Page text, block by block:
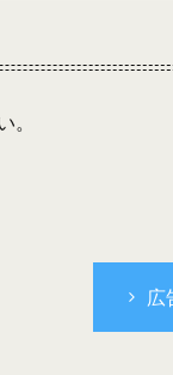
広